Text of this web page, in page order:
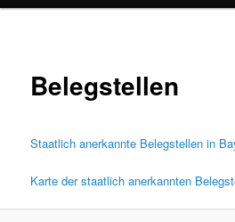
Belegstellen
Staatlich anerkannte Belegstellen in
Karte der staatlich anerkannten